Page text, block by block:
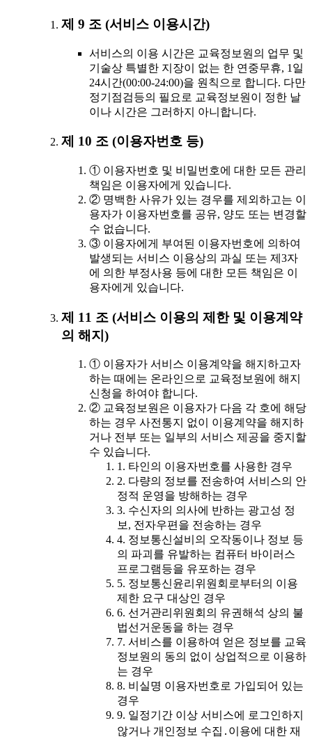
제 9 조 (서비스 이용시간)
서비스의 이용 시간은 교육정보원의 업무 및
기술상 특별한 지장이 없는 한 연중무휴, 1일
24시간(00:00-24:00)을 원칙으로 합니다. 다만
정기점검등의 필요로 교육정보원이 정한 날
이나 시간은 그러하지 아니합니다.
제 10 조 (이용자번호 등)
① 이용자번호 및 비밀번호에 대한 모든 관리
책임은 이용자에게 있습니다.
② 명백한 사유가 있는 경우를 제외하고는 이
용자가 이용자번호를 공유, 양도 또는 변경할
수 없습니다.
③ 이용자에게 부여된 이용자번호에 의하여
발생되는 서비스 이용상의 과실 또는 제3자
에 의한 부정사용 등에 대한 모든 책임은 이
용자에게 있습니다.
제 11 조 (서비스 이용의 제한 및 이용계약
의 해지)
① 이용자가 서비스 이용계약을 해지하고자
하는 때에는 온라인으로 교육정보원에 해지
신청을 하여야 합니다.
② 교육정보원은 이용자가 다음 각 호에 해당
하는 경우 사전통지 없이 이용계약을 해지하
거나 전부 또는 일부의 서비스 제공을 중지할
수 있습니다.
1. 타인의 이용자번호를 사용한 경우
2. 다량의 정보를 전송하여 서비스의 안
정적 운영을 방해하는 경우
3. 수신자의 의사에 반하는 광고성 정
보, 전자우편을 전송하는 경우
4. 정보통신설비의 오작동이나 정보 등
의 파괴를 유발하는 컴퓨터 바이러스
프로그램등을 유포하는 경우
5. 정보통신윤리위원회로부터의 이용
제한 요구 대상인 경우
6. 선거관리위원회의 유권해석 상의 불
법선거운동을 하는 경우
7. 서비스를 이용하여 얻은 정보를 교육
정보원의 동의 없이 상업적으로 이용하
는 경우
8. 비실명 이용자번호로 가입되어 있는
경우
9. 일정기간 이상 서비스에 로그인하지
않거나 개인정보 수집․이용에 대한 재